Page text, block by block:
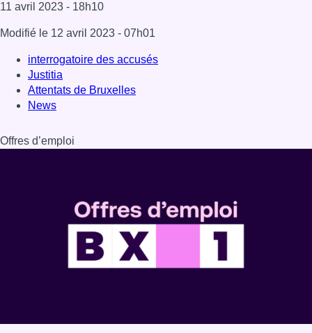
11 avril 2023 - 18h10
Modifié le 12 avril 2023 - 07h01
interrogatoire des accusés
Justitia
Attentats de Bruxelles
News
Offres d’emploi